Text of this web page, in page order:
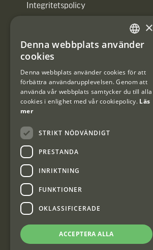
Integritetspolicy
#Interjaktfamily
Kundklubb
Information om kundklubben.
Interjakt Sweden AB, Årjäng
SWEDISH
×
Denna webbplats använder
cookies
Denna webbplats använder cookies för att
förbättra användarupplevelsen. Genom att
använda vår webbplats samtycker du till alla
cookies i enlighet med vår cookiepolicy. Läs
mer
STRIKT NÖDVÄNDIGT
PRESTANDA
INRIKTNING
FUNKTIONER
OKLASSIFICERADE
ACCEPTERA ALLA